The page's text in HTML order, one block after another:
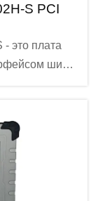
S PCI
это плата
шины